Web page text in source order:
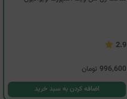
2.9
996,600 تومان
اضافه کردن به سبد خرید